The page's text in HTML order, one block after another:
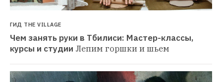
ГИД THE VILLAGE
Чем занять руки в Тбилиси: Мастер-классы,
курсы и студии Лепим горшки и шьем